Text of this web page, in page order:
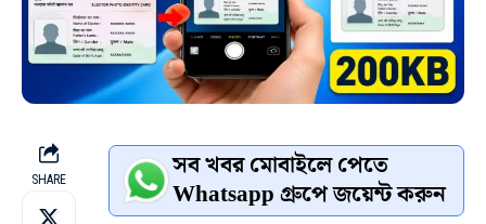
SHARE সব খবর মোবাইলে পেতে
Whatsapp গ্রুপে জয়েন্ট করুন